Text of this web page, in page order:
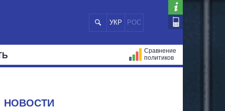
УКР РОС
Сравнение
политиков
НОВОСТИ